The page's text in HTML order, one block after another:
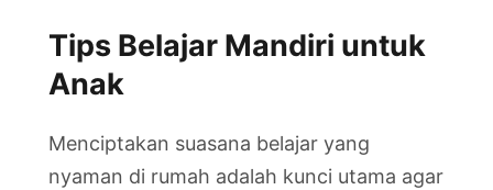
Tips Belajar Mandiri untuk
Anak
Menciptakan suasana belajar yang
nyaman di rumah adalah kunci utama agar